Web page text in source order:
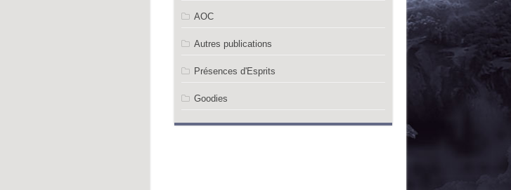
AOC
Autres publications
Présences d'Esprits
Goodies